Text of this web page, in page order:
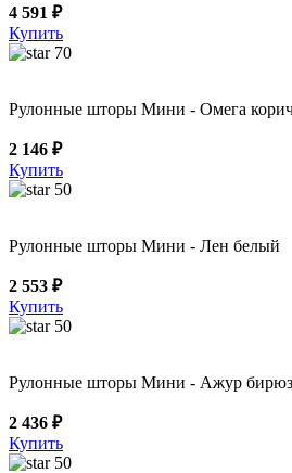
4 591 ₽
Купить
70
Рулонные шторы Мини - Омега
2 146 ₽
Купить
50
Рулонные шторы Мини - Лен белый
2 553 ₽
Купить
50
Рулонные шторы Мини - Ажур
2 436 ₽
Купить
50